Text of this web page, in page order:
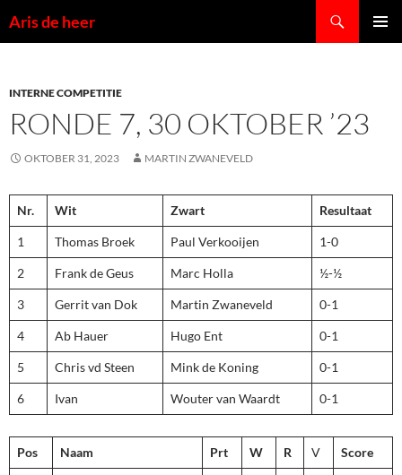
naar
Aris de heer
INTERNE COMPETITIE
RONDE 7, 30 OKTOBER ’23
OKTOBER 31, 2023 MARTIN ZWANEVELD
Nr. Wit Zwart Resultaat
1 Thomas Broek Paul Verkooijen 1-0
2 Frank de Geus Marc Holla ½-½
3 Gerrit van Dok Martin Zwaneveld 0-1
4 Ab Hauer Hugo Ent 0-1
5 Chris vd Steen Mink de Koning 0-1
6 Ivan Wouter van Waardt 0-1
Pos Naam Prt W R V Score